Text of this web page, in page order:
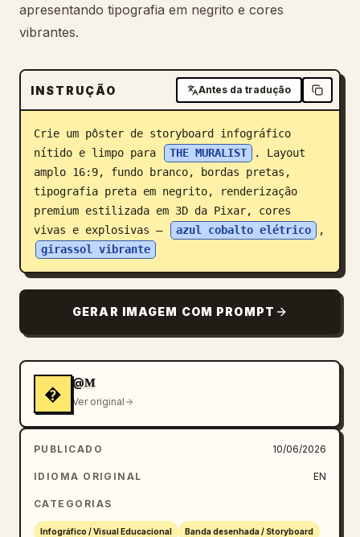
Preços
Transferir
Blogue
Atualizações
apresentando tipografia em negrito e cores
vibrantes.
INSTRUÇÃO Antes da tradução
Crie um pôster de storyboard infográfico
nítido e limpo para
THE MURALIST
. Layout
amplo 16:9, fundo branco, bordas pretas,
tipografia preta em negrito, renderização
premium estilizada em 3D da Pixar, cores
vivas e explosivas —
azul cobalto elétrico
girassol vibrante
GERAR IMAGEM COM PROMPT
�
@𝐌
Ver original
PUBLICADO 10/06/2026
IDIOMA ORIGINAL EN
CATEGORIAS
Infográfico / Visual Educacional Banda desenhada / Storyboard